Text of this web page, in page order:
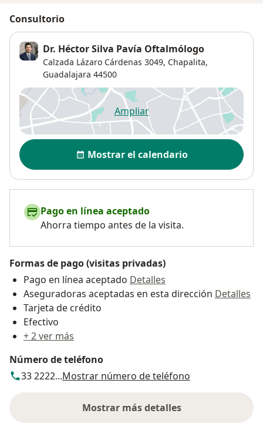
Consultorio
Dr. Héctor Silva Pavía Oftalmólogo
Calzada Lázaro Cárdenas 3049, Chapalita,
Guadalajara 44500
Ampliarse abre en una nueva
Disponibilidad
Mostrar el calendario
Pago en línea aceptado
Ahorra tiempo antes de la visita.
Formas de pago (visitas privadas)
Pago en línea aceptado Detalles
Aseguradoras aceptadas en esta dirección Detalles
Tarjeta de crédito
Efectivo
+ 2 ver más
Número de teléfono
33 2222...Mostrar número de teléfono
Mostrar más detalles
sobre la dirección